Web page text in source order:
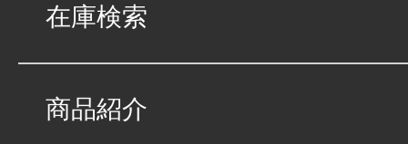
在庫検索
商品紹介